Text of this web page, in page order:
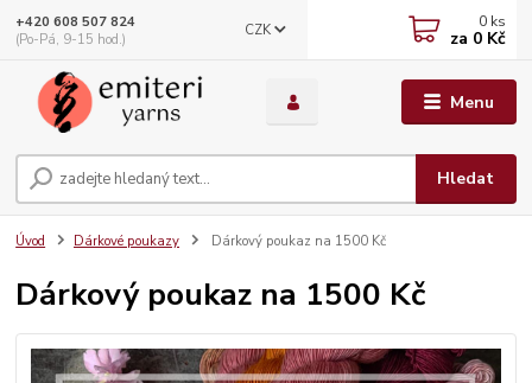
Menu
CZK
Hledat
+420 608 507 824
(Po-Pá, 9-15 hod.)
0 ks
za 0 Kč
Úvod Dárkové poukazy Dárkový poukaz na 1500 Kč
Dárkový poukaz na 1500 Kč